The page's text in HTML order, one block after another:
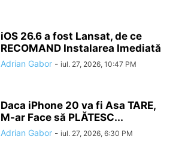
iOS 26.6 a fost Lansat, de ce
RECOMAND Instalarea Imediată
Adrian Gabor - iul. 27, 2026, 10:47 PM
Daca iPhone 20 va fi Asa TARE,
M-ar Face să PLĂTESC...
Adrian Gabor - iul. 27, 2026, 6:30 PM